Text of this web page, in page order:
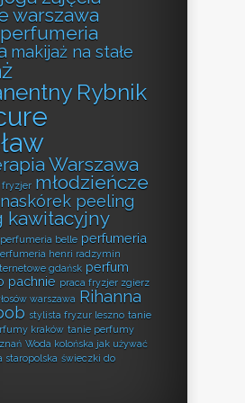
warszawa
makijaż na stałe
Rybnik
Warszawa
fryzjer młodzieńcze
naskórek peeling
kawitacyjny
perfumeria belle perfumeria
henri radzymin
gdańsk perfum
pachnie praca fryzjer zgierz
warszawa Rihanna
stylista fryzur leszno tanie
kraków tanie perfumy
Woda kolońska jak używać
staropolska świeczki do